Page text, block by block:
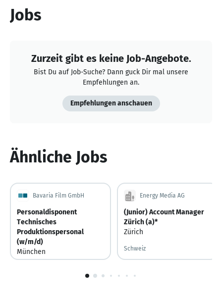
Jobs
Zurzeit gibt es keine Job-Angebote.
Bist Du auf Job-Suche? Dann guck Dir mal unsere
Empfehlungen an.
Empfehlungen anschauen
Ähnliche Jobs
Bavaria Film GmbH
Personaldisponent
Technisches
Produktionspersonal
(w/m/d)
München
Energy Media AG
(Junior) Account Manager
Zürich (a)*
Zürich
Schweiz
1